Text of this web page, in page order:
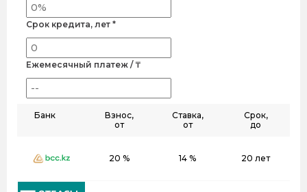
Срок кредита, лет *
Ежемесячный платеж / ₸
Банк
Взнос,
от
Ставка,
от
Срок,
до
20 % 14 % 20 лет